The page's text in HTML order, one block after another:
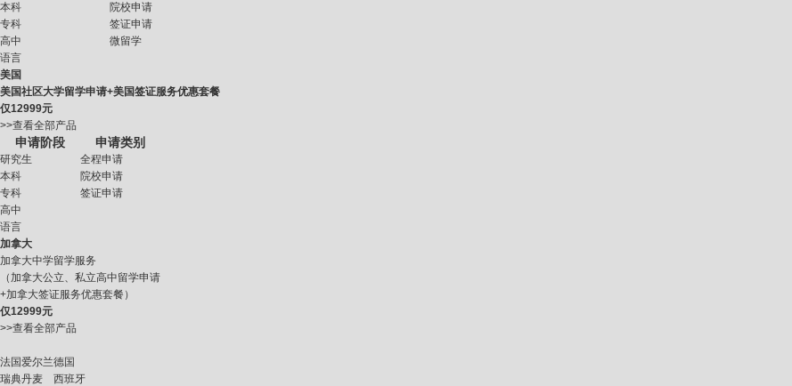
本科
院校申请
专科
签证申请
高中
微留学
语言
美国
美国社区大学留学申请+美国签证服务优惠套餐
仅12999元
>>查看全部产品
申请阶段 申请类别
研究生
全程申请
本科
院校申请
专科
签证申请
高中
语言
加拿大
加拿大中学留学服务
（加拿大公立、私立高中留学申请
+加拿大签证服务优惠套餐）
仅12999元
>>查看全部产品
法国爱尔兰德国
瑞典丹麦
西班牙